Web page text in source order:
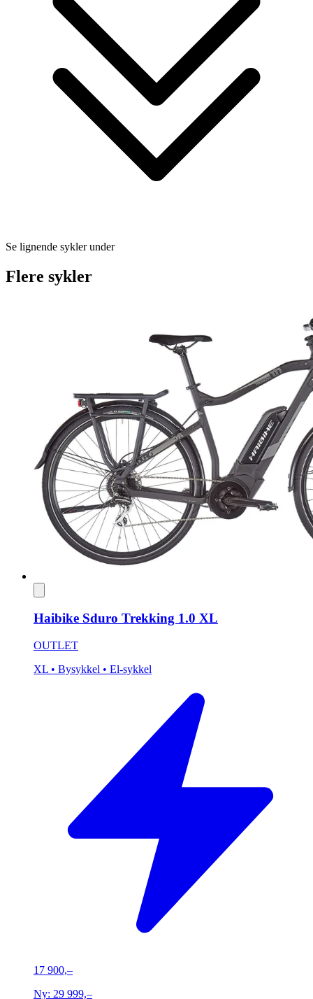
Se lignende sykler under
Flere sykler
Haibike Sduro Trekking 1.0 XL
OUTLET
XL • Bysykkel • El-sykkel
17 900,–
Ny: 29 999,–